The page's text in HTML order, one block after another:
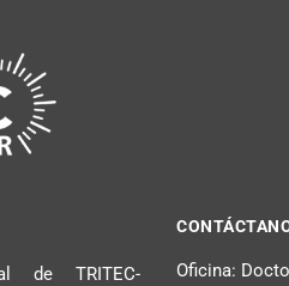
de TRITEC-
Oficina: